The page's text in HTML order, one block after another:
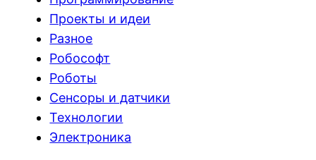
Проекты и идеи
Разное
Робософт
Роботы
Сенсоры и датчики
Технологии
Электроника